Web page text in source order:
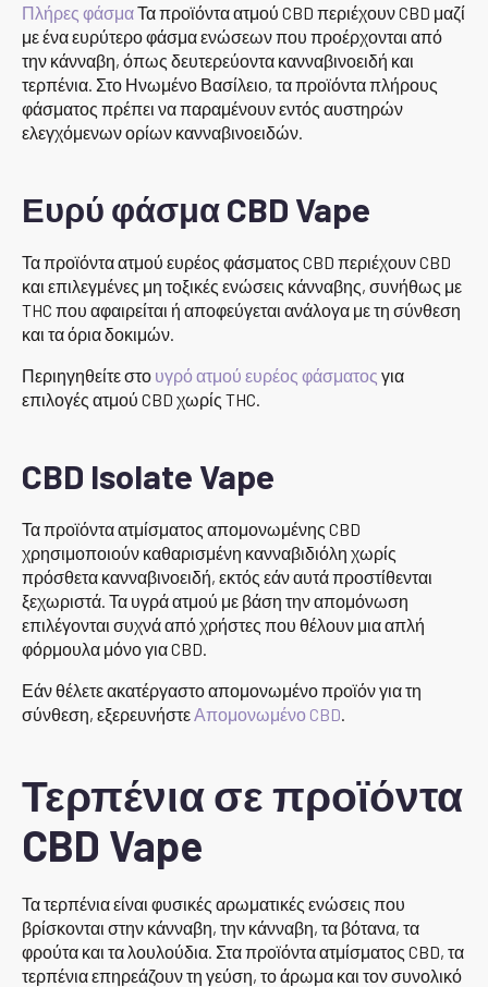
Πλήρες φάσμαΤα προϊόντα ατμού CBD περιέχουν CBD μαζί
με ένα ευρύτερο φάσμα ενώσεων που προέρχονται από
την κάνναβη, όπως δευτερεύοντα κανναβινοειδή και
τερπένια. Στο Ηνωμένο Βασίλειο, τα προϊόντα πλήρους
φάσματος πρέπει να παραμένουν εντός αυστηρών
ελεγχόμενων ορίων κανναβινοειδών.
Ευρύ φάσμα CBD Vape
Τα προϊόντα ατμού ευρέος φάσματος CBD περιέχουν CBD
και επιλεγμένες μη τοξικές ενώσεις κάνναβης, συνήθως με
THC που αφαιρείται ή αποφεύγεται ανάλογα με τη σύνθεση
και τα όρια δοκιμών.
Περιηγηθείτε στο υγρό ατμού ευρέος φάσματος για
επιλογές ατμού CBD χωρίς THC.
CBD Isolate Vape
Τα προϊόντα ατμίσματος απομονωμένης CBD
χρησιμοποιούν καθαρισμένη κανναβιδιόλη χωρίς
πρόσθετα κανναβινοειδή, εκτός εάν αυτά προστίθενται
ξεχωριστά. Τα υγρά ατμού με βάση την απομόνωση
επιλέγονται συχνά από χρήστες που θέλουν μια απλή
φόρμουλα μόνο για CBD.
Εάν θέλετε ακατέργαστο απομονωμένο προϊόν για τη
σύνθεση, εξερευνήστεΑπομονωμένο CBD.
Τερπένια σε προϊόντα
CBD Vape
Τα τερπένια είναι φυσικές αρωματικές ενώσεις που
βρίσκονται στην κάνναβη, την κάνναβη, τα βότανα, τα
φρούτα και τα λουλούδια. Στα προϊόντα ατμίσματος CBD, τα
τερπένια επηρεάζουν τη γεύση, το άρωμα και τον συνολικό